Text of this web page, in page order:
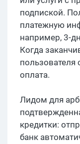
подпиской.
платежную
например, 3-
Когда
пользователя
оплата.
Лидом для
кредитки:
банк